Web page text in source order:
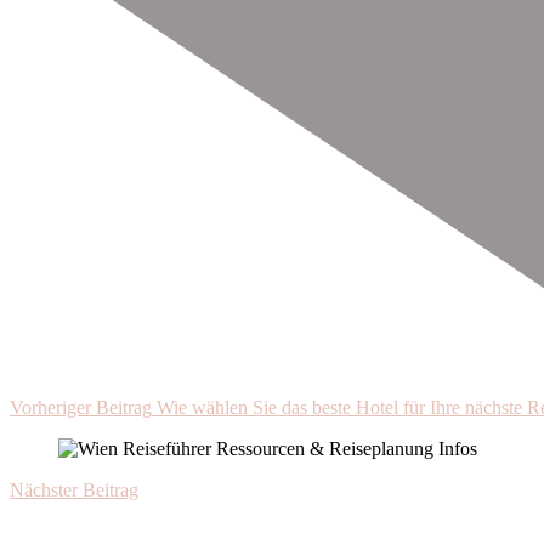
Vorheriger Beitrag Wie wählen Sie das beste Hotel für Ihre nächste
Nächster Beitrag